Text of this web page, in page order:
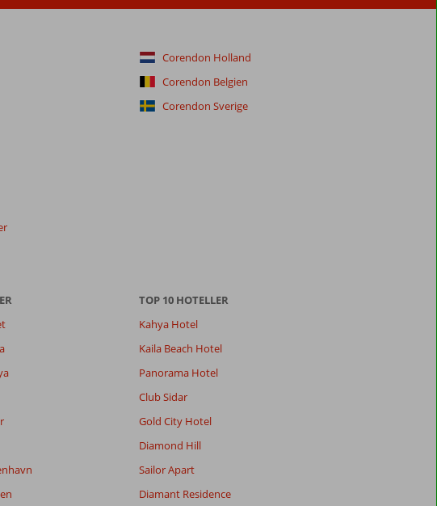
Corendon Holland
Corendon Belgien
Corendon Sverige
TOP 10 HOTELLER
Kahya Hotel
Kaila Beach Hotel
Panorama Hotel
Club Sidar
Gold City Hotel
Diamond Hill
Sailor Apart
Diamant Residence